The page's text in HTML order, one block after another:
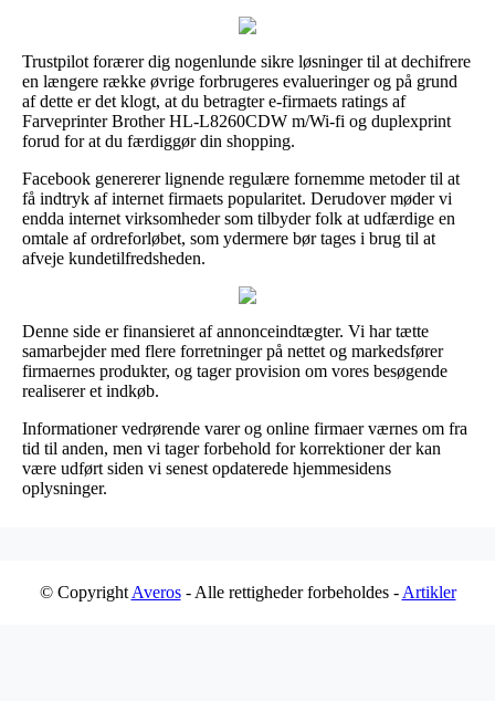
Trustpilot forærer dig nogenlunde sikre løsninger til at dechifrere
en længere række øvrige forbrugeres evalueringer og på grund
af dette er det klogt, at du betragter e-firmaets ratings af
Farveprinter Brother HL-L8260CDW m/Wi-fi og duplexprint
forud for at du færdiggør din shopping.
Facebook genererer lignende regulære fornemme metoder til at
få indtryk af internet firmaets popularitet. Derudover møder vi
endda internet virksomheder som tilbyder folk at udfærdige en
omtale af ordreforløbet, som ydermere bør tages i brug til at
afveje kundetilfredsheden.
Denne side er finansieret af annonceindtægter. Vi har tætte
samarbejder med flere forretninger på nettet og markedsfører
firmaernes produkter, og tager provision om vores besøgende
realiserer et indkøb.
Informationer vedrørende varer og online firmaer værnes om fra
tid til anden, men vi tager forbehold for korrektioner der kan
være udført siden vi senest opdaterede hjemmesidens
oplysninger.
© Copyright Averos- Alle rettigheder forbeholdes - Artikler